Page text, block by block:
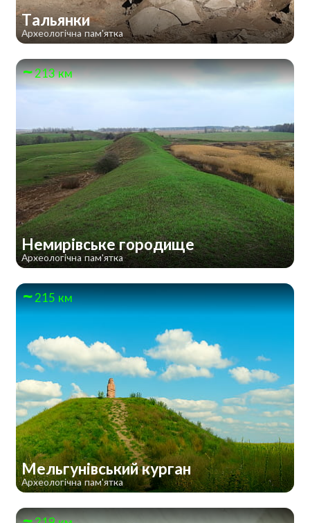
Тальянки
Археологічна пам'ятка
213 км
Немирівське городище
Археологічна пам'ятка
215 км
Мельгунівський курган
Археологічна пам'ятка